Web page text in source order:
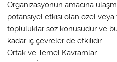
Organizasyonun amacına
potansiyel etkisi olan özel
topluluklar söz konusudur ve
kadar iç çevreler de etkilidir.
Ortak ve Temel Kavramlar